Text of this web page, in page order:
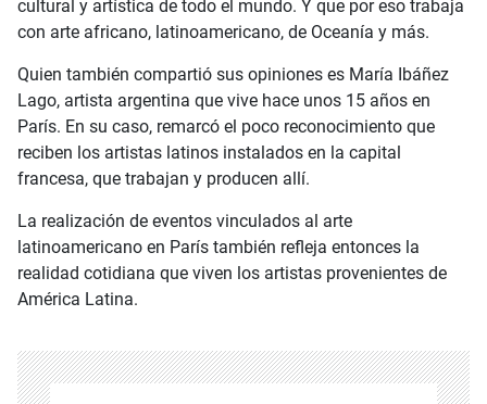
cultural y artística de todo el mundo. Y que por eso trabaja
con arte africano, latinoamericano, de Oceanía y más.
Quien también compartió sus opiniones es María Ibáñez
Lago, artista argentina que vive hace unos 15 años en
París. En su caso, remarcó el poco reconocimiento que
reciben los artistas latinos instalados en la capital
francesa, que trabajan y producen allí.
La realización de eventos vinculados al arte
latinoamericano en París también refleja entonces la
realidad cotidiana que viven los artistas provenientes de
América Latina.